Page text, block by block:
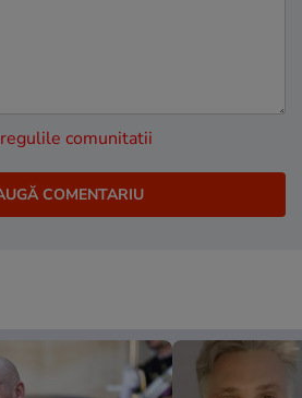
regulile comunitatii